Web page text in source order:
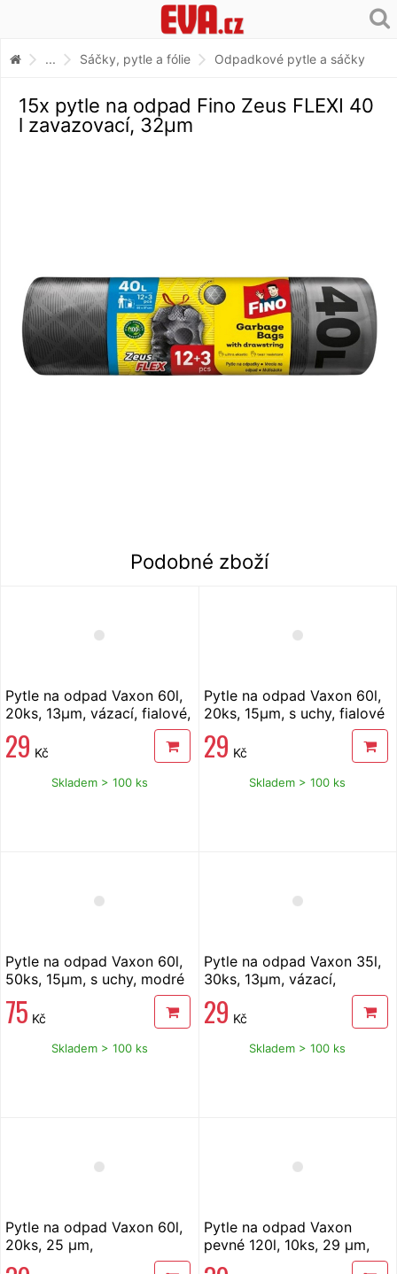
... Sáčky, pytle a fólie Odpadkové pytle a sáčky
15x pytle na odpad Fino Zeus FLEXI 40
l zavazovací, 32µm
Podobné zboží
Pytle na odpad Vaxon 60l,
20ks, 13µm, vázací, fialové,
29 Kč
Skladem > 100 ks
Pytle na odpad Vaxon 60l,
20ks, 15µm, s uchy, fialové
29 Kč
Skladem > 100 ks
Pytle na odpad Vaxon 60l,
50ks, 15µm, s uchy, modré
75 Kč
Skladem > 100 ks
Pytle na odpad Vaxon 35l,
30ks, 13µm, vázací,
29 Kč
Skladem > 100 ks
Pytle na odpad Vaxon 60l,
20ks, 25 µm,
stahovací,zelené, jablko
Pytle na odpad Vaxon
pevné 120l, 10ks, 29 µm,